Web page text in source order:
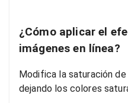
¿Cómo aplicar el
imágenes en línea?
Modifica la saturación
dejando los colores